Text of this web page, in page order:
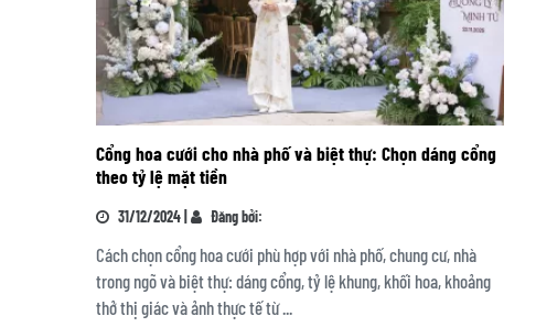
Cổng hoa cưới cho nhà phố và biệt thự: Chọn dáng cổng
theo tỷ lệ mặt tiền
31/12/2024 | Đăng bởi:
Cách chọn cổng hoa cưới phù hợp với nhà phố, chung cư, nhà
trong ngõ và biệt thự: dáng cổng, tỷ lệ khung, khối hoa, khoảng
thở thị giác và ảnh thực tế từ ...